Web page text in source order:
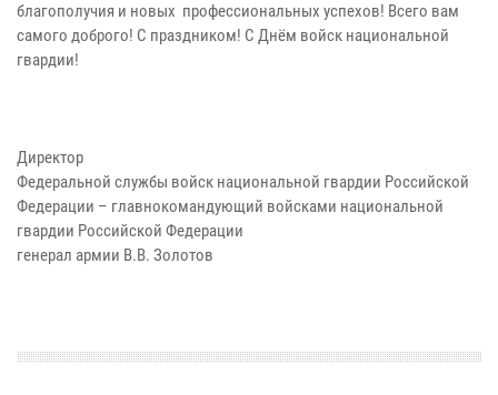
благополучия и новых профессиональных успехов! Всего вам
самого доброго! С праздником! С Днём войск национальной
гвардии!
Директор
Федеральной службы войск национальной гвардии Российской
Федерации – главнокомандующий войсками национальной
гвардии Российской Федерации
генерал армии В.В. Золотов